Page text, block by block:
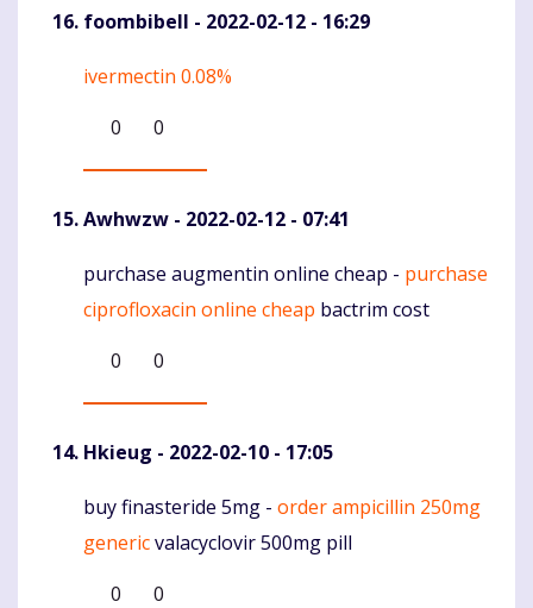
foombibell - 2022-02-12 - 16:29
Komentaras
ivermectin 0.08%
0
0
Awhwzw - 2022-02-12 - 07:41
Komentaras
purchase augmentin online cheap - purchase
ciprofloxacin online cheap bactrim cost
0
0
Hkieug - 2022-02-10 - 17:05
Komentaras
buy finasteride 5mg - order ampicillin 250mg
genericvalacyclovir 500mg pill
0
0